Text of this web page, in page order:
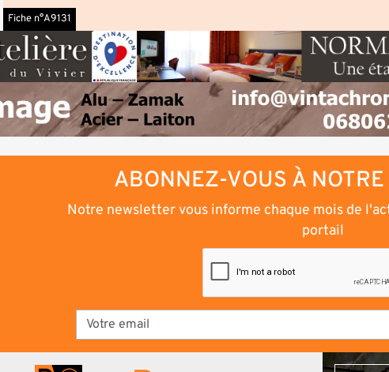
Fiche n°A9131
ABONNEZ-VOUS À
Notre newsletter vous informe chaque mois de
portail